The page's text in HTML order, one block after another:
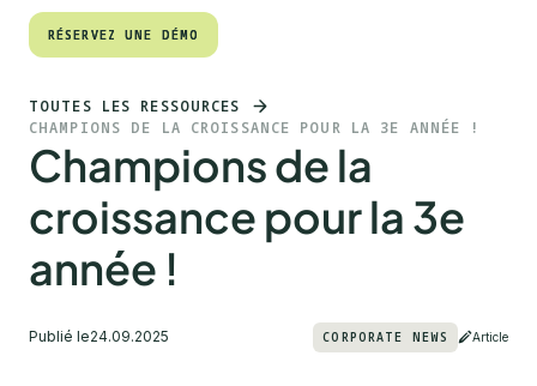
RÉSERVEZ UNE DÉMO
RÉSERVEZ UNE DÉMO
TOUTES LES RESSOURCES
CHAMPIONS DE LA CROISSANCE POUR LA 3E ANNÉE !
Champions de la
croissance pour la 3e
année !
Publié le24.09.2025 CORPORATE NEWS Article